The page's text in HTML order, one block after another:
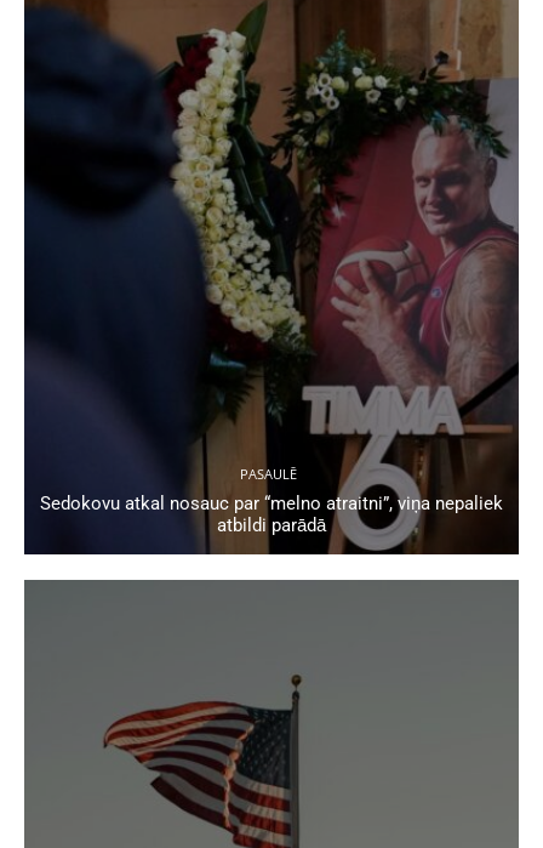
PASAULĒ
Sedokovu atkal nosauc par “melno atraitni”, viņa nepaliek
atbildi parādā